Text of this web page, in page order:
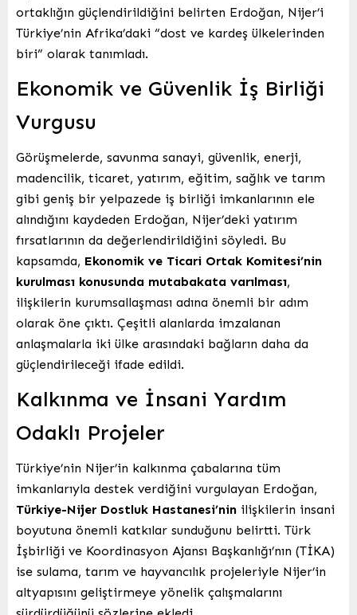
ortaklığın güçlendirildiğini belirten Erdoğan, Nijer’i
Türkiye’nin Afrika’daki “dost ve kardeş ülkelerinden
biri” olarak tanımladı.
Ekonomik ve Güvenlik İş Birliği
Vurgusu
Görüşmelerde, savunma sanayi, güvenlik, enerji,
madencilik, ticaret, yatırım, eğitim, sağlık ve tarım
gibi geniş bir yelpazede iş birliği imkanlarının ele
alındığını kaydeden Erdoğan, Nijer’deki yatırım
fırsatlarının da değerlendirildiğini söyledi. Bu
kapsamda, Ekonomik ve Ticari Ortak Komitesi’nin
kurulması konusunda mutabakata varılması,
ilişkilerin kurumsallaşması adına önemli bir adım
olarak öne çıktı. Çeşitli alanlarda imzalanan
anlaşmalarla iki ülke arasındaki bağların daha da
güçlendirileceği ifade edildi.
Kalkınma ve İnsani Yardım
Odaklı Projeler
Türkiye’nin Nijer’in kalkınma çabalarına tüm
imkanlarıyla destek verdiğini vurgulayan Erdoğan,
Türkiye-Nijer Dostluk Hastanesi’nin ilişkilerin insani
boyutuna önemli katkılar sunduğunu belirtti. Türk
İşbirliği ve Koordinasyon Ajansı Başkanlığı’nın (TİKA)
ise sulama, tarım ve hayvancılık projeleriyle Nijer’in
altyapısını geliştirmeye yönelik çalışmalarını